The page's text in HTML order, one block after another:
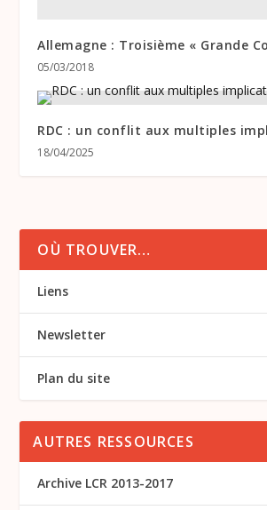
Allemagne : Troisième « Grande
05/03/2018
RDC : un conflit aux multiples
18/04/2025
OÙ TROUVER…
Liens
Newsletter
Plan du site
AUTRES RESSOURCES
Archive LCR 2013-2017